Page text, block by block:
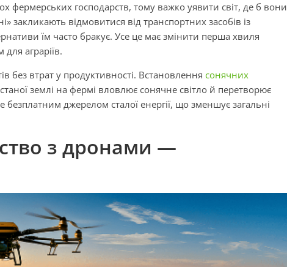
фермерських господарств, тому важко уявити світ, де б вони
закликають відмовитися від транспортних засобів із
їм часто бракує. Усе це має змінити перша хвиля
аграріїв.
втрат у продуктивності. Встановлення сонячних
землі на фермі вловлює сонячне світло й перетворює
безплатним джерелом сталої енергії, що зменшує загальні
з дронами —